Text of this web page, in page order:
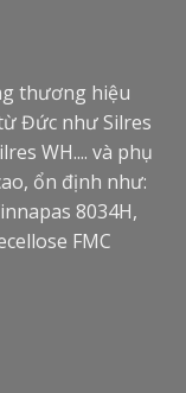
thương hiệu
Đức như Silres
WH.... và phụ
ổn định như:
8034H,
FMC